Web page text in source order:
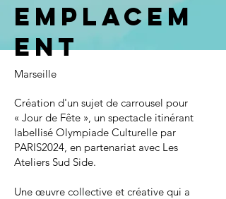
Emplacem
ent
Marseille
Création d'un sujet de carrousel pour
« Jour de Fête », un spectacle itinérant
labellisé Olympiade Culturelle par
PARIS2024, en partenariat avec Les
Ateliers Sud Side.
Une œuvre collective et créative qui a